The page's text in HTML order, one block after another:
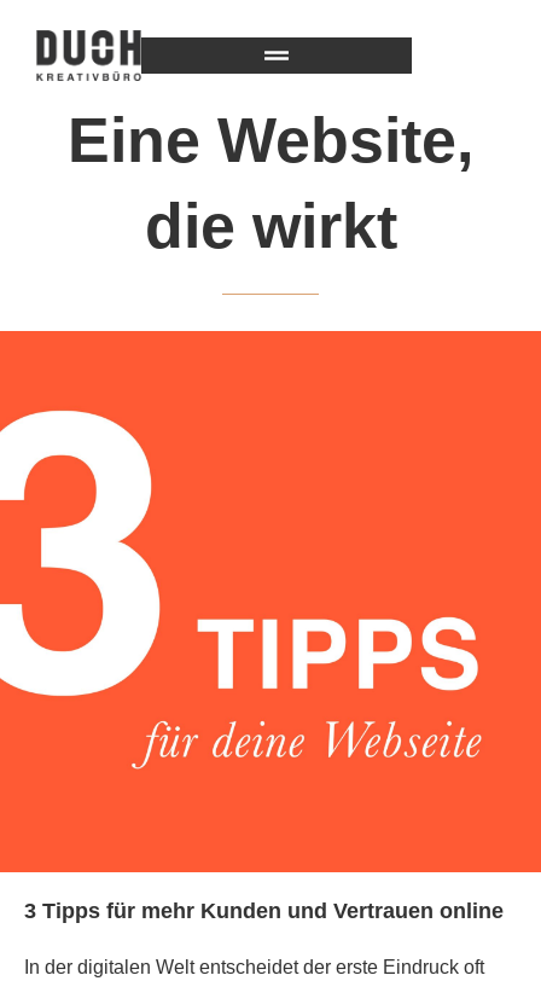
Eine Website,
die wirkt
3 Tipps für mehr Kunden und Vertrauen online
In der digitalen Welt entscheidet der erste Eindruck oft